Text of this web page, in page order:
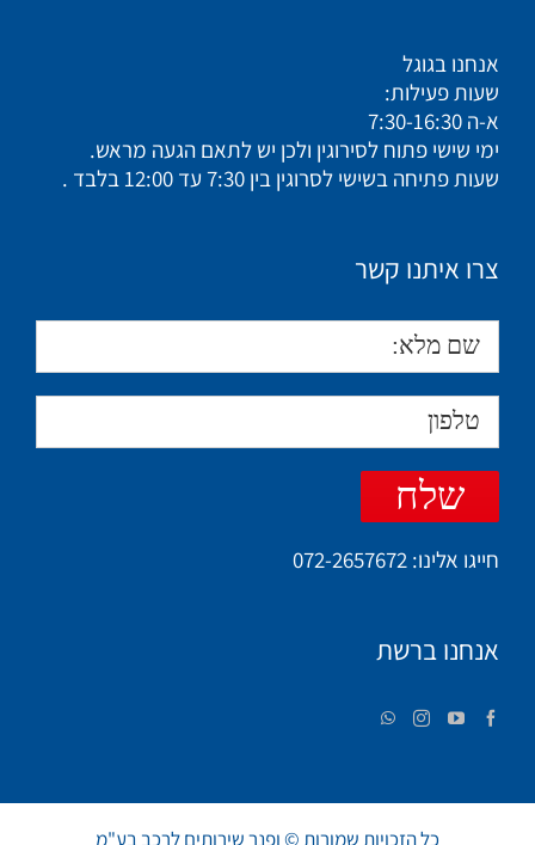
אנחנו בגוגל
שעות פעילות:
א-ה 7:30-16:30
ימי שישי פתוח לסירוגין ולכן יש לתאם הגעה מראש.
שעות פתיחה בשישי לסרוגין בין 7:30 עד 12:00 בלבד .
צרו איתנו קשר
חייגו אלינו: 072-2657672
אנחנו ברשת
כל הזכויות שמורות © ופנר שירותים לרכב בע"מ